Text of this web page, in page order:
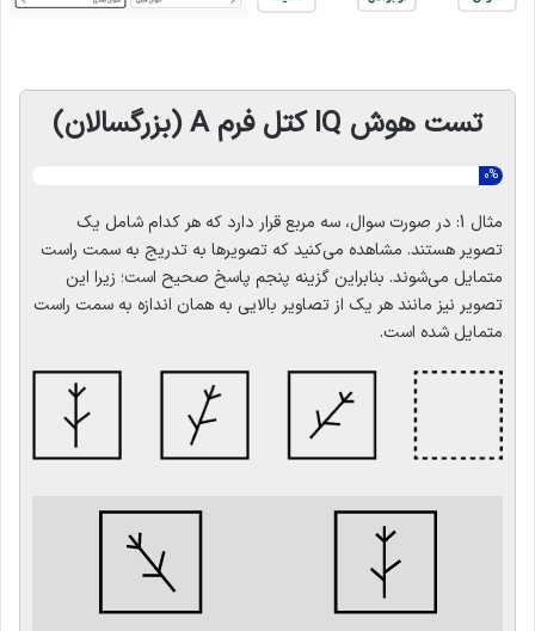
تست هوش IQ کتل فرم A (بزرگسالان)
0%
مثال 1:
در صورت سوال، سه مربع قرار دارد که هر کدام شامل یک
تصویر هستند. مشاهده می‌کنید که تصویرها به تدریج به سمت راست
متمایل می‌شوند. بنابراین گزینه پنجم پاسخ صحیح است؛ زیرا این
تصویر نیز مانند هر یک از تصاویر بالایی به همان اندازه به سمت راست
متمایل شده است.